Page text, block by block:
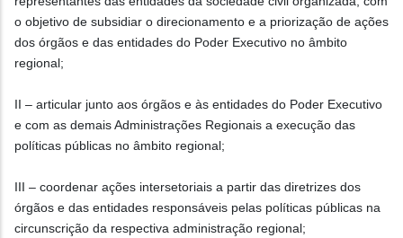
o objetivo de subsidiar o direcionamento e a priorização de ações
dos órgãos e das entidades do Poder Executivo no âmbito
regional;
II – articular junto aos órgãos e às entidades do Poder Executivo
e com as demais Administrações Regionais a execução das
políticas públicas no âmbito regional;
III – coordenar ações intersetoriais a partir das diretrizes dos
órgãos e das entidades responsáveis pelas políticas públicas na
circunscrição da respectiva administração regional;